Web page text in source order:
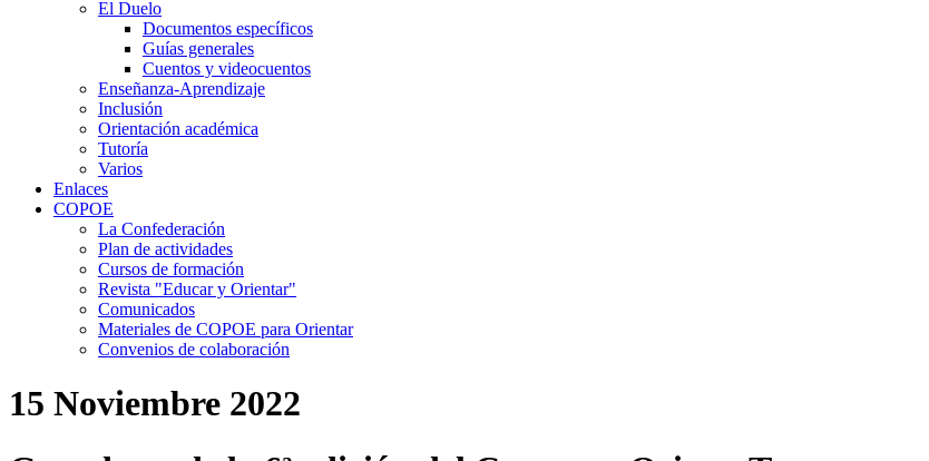
El Duelo
Documentos específicos
Guías generales
Cuentos y videocuentos
Enseñanza-Aprendizaje
Inclusión
Orientación académica
Tutoría
Varios
Enlaces
COPOE
La Confederación
Plan de actividades
Cursos de formación
Revista "Educar y Orientar"
Comunicados
Materiales de COPOE para Orientar
Convenios de colaboración
15 Noviembre 2022